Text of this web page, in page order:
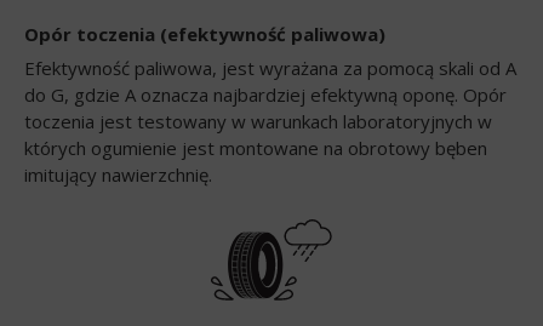
Opór toczenia (efektywność paliwowa)
Efektywność paliwowa, jest wyrażana za pomocą skali od A
do G, gdzie A oznacza najbardziej efektywną oponę. Opór
toczenia jest testowany w warunkach laboratoryjnych w
których ogumienie jest montowane na obrotowy bęben
imitujący nawierzchnię.